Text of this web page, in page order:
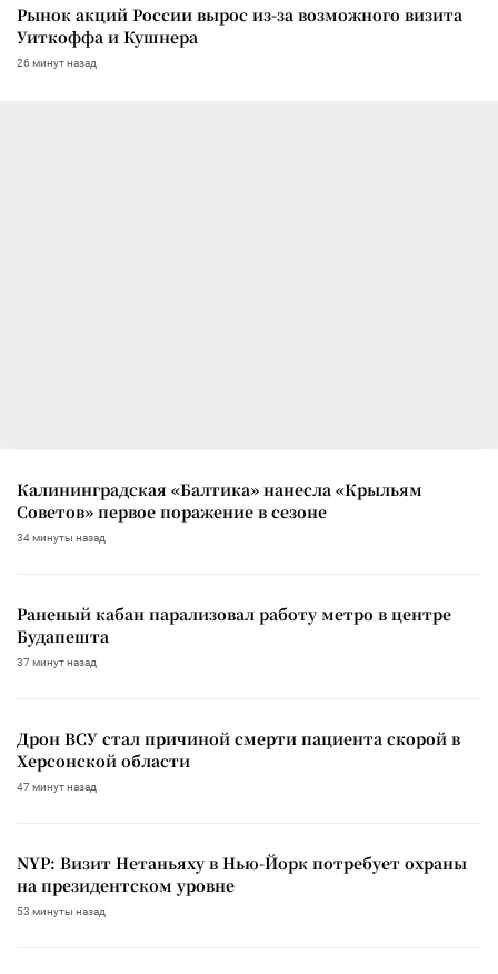
Рынок акций России вырос из-за возможного визита
Уиткоффа и Кушнера
26 минут назад
Калининградская «Балтика» нанесла «Крыльям
Советов» первое поражение в сезоне
34 минуты назад
Раненый кабан парализовал работу метро в центре
Будапешта
37 минут назад
Дрон ВСУ стал причиной смерти пациента скорой в
Херсонской области
47 минут назад
NYP: Визит Нетаньяху в Нью-Йорк потребует охраны
на президентском уровне
53 минуты назад